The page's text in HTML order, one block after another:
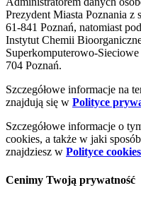
Prezydent Miasta Poznania
61-841 Poznań, natomiast
Instytut Chemii
Superkomputerowo-
704 Poznań.
Szczegółowe informacje na
znajdują się w Polityce
Szczegółowe informacje o
cookies, a także w jaki
znajdziesz w Polityce cookies
Cenimy Twoją prywatność